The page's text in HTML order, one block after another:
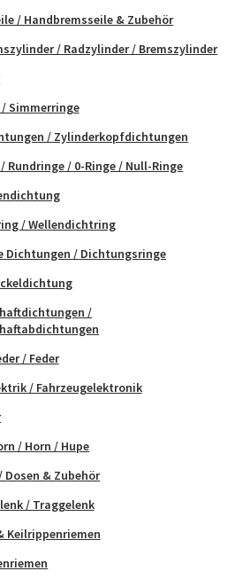
/ Handbremsseile & Zubehör
/ Radzylinder / Bremszylinder
Simmerringe
/ Zylinderkopfdichtungen
Rundringe / 0-Ringe / Null-Ringe
/ Wellendichtring
Dichtungen / Dichtungsringe
/
/ Feder
/ Fahrzeugelektronik
/ Horn / Hupe
Dosen & Zubehör
/ Traggelenk
Keilrippenriemen